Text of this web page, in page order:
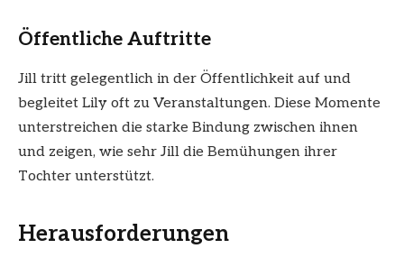
Öffentliche Auftritte
Jill tritt gelegentlich in der Öffentlichkeit auf und
begleitet Lily oft zu Veranstaltungen. Diese Momente
unterstreichen die starke Bindung zwischen ihnen
und zeigen, wie sehr Jill die Bemühungen ihrer
Tochter unterstützt.
Herausforderungen